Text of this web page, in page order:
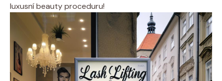
luxusní beauty proceduru!